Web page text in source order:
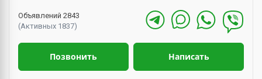
Объявлений 2843
(Активных 1837)
Позвонить Написать